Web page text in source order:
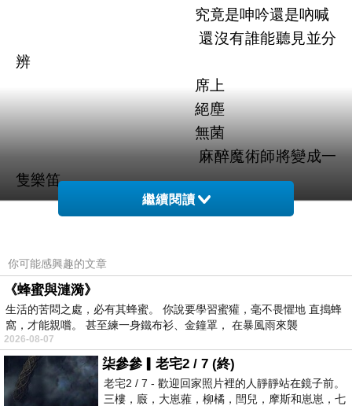
究竟是呻吟還是吶喊
還沒有誰能聽見並分
辨
席上
絕塵
無菌
麻醉魔術師將變成一
隻樂笛
演奏一曲催眠
也能聽懂得美妙音符
繼續閱讀
你可能感興趣的文章
《蜂蜜與漣漪》
生活的苦悶之處，必有其蜂蜜。 你說要學習蜜獾，毫不畏懼地 直搗蜂
窩，才能親嚐。 甚至練一身鐵布衫、金鐘罩， 在暴風雨來襲
2026-08-07
柒參參▎老宅2 / 7 (終)
老宅2 / 7 - 歡迎回家照片裡的人靜靜站在鏡子前。
三樓，廄，大崽蕥，柳橘，閆兒，摩斯和崽崽，七